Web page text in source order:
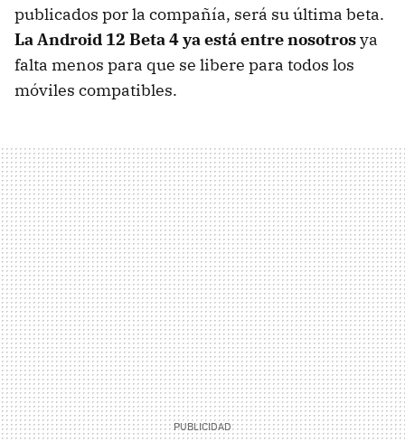
publicados por la compañía, será su última beta.
La Android 12 Beta 4 ya está entre nosotrosya
falta menos para que se libere para todos los
móviles compatibles.